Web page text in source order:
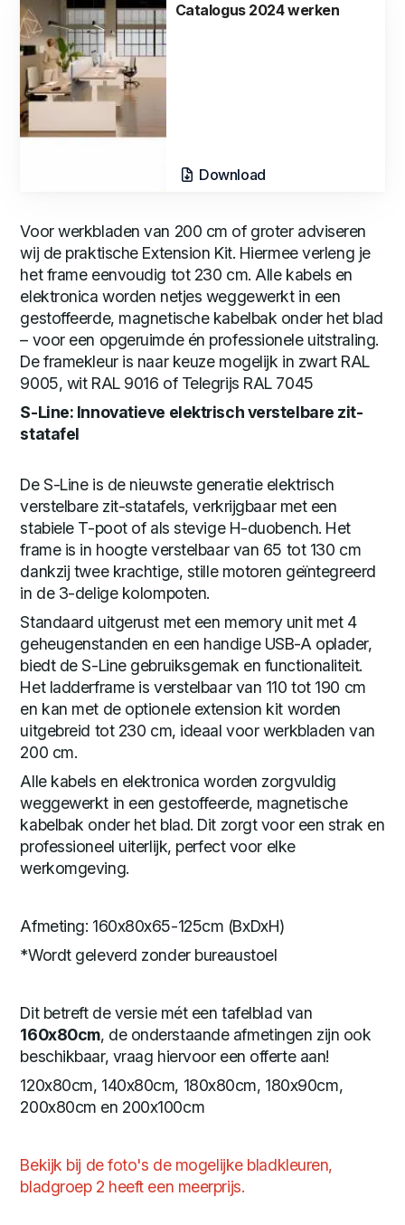
Catalogus 2024 werken
Download
Voor werkbladen van 200 cm of groter adviseren
wij de praktische Extension Kit. Hiermee verleng je
het frame eenvoudig tot 230 cm. Alle kabels en
elektronica worden netjes weggewerkt in een
gestoffeerde, magnetische kabelbak onder het blad
– voor een opgeruimde én professionele uitstraling.
De framekleur is naar keuze mogelijk in zwart RAL
9005, wit RAL 9016 of Telegrijs RAL 7045
S-Line: Innovatieve elektrisch verstelbare zit-
statafel
De S-Line is de nieuwste generatie elektrisch
verstelbare zit-statafels, verkrijgbaar met een
stabiele T-poot of als stevige H-duobench. Het
frame is in hoogte verstelbaar van 65 tot 130 cm
dankzij twee krachtige, stille motoren geïntegreerd
in de 3-delige kolompoten.
Standaard uitgerust met een memory unit met 4
geheugenstanden en een handige USB-A oplader,
biedt de S-Line gebruiksgemak en functionaliteit.
Het ladderframe is verstelbaar van 110 tot 190 cm
en kan met de optionele extension kit worden
uitgebreid tot 230 cm, ideaal voor werkbladen van
200 cm.
Alle kabels en elektronica worden zorgvuldig
weggewerkt in een gestoffeerde, magnetische
kabelbak onder het blad. Dit zorgt voor een strak en
professioneel uiterlijk, perfect voor elke
werkomgeving.
Afmeting: 160x80x65-125cm (BxDxH)
*Wordt geleverd zonder bureaustoel
Dit betreft de versie mét een tafelblad van
160x80cm, de onderstaande afmetingen zijn ook
beschikbaar, vraag hiervoor een offerte aan!
120x80cm, 140x80cm, 180x80cm, 180x90cm,
200x80cm en 200x100cm
Bekijk bij de foto's de mogelijke bladkleuren,
bladgroep 2 heeft een meerprijs.